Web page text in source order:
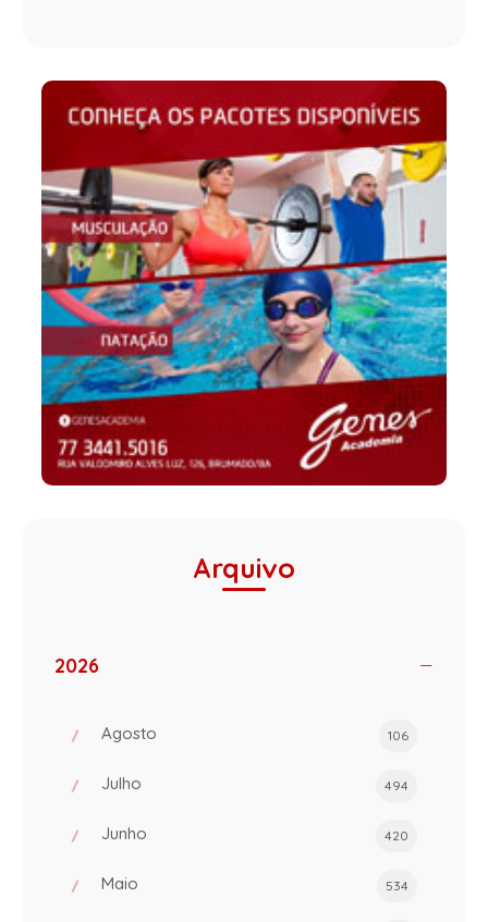
Arquivo
2026
Agosto 106
Julho 494
Junho 420
Maio 534